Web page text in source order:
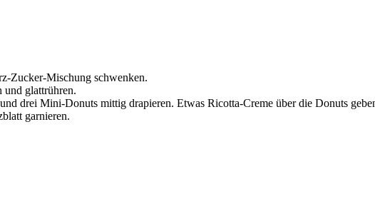
Zucker-Mischung schwenken.
und glattrühren.
drei Mini-Donuts mittig drapieren. Etwas Ricotta-Creme über die Donuts
garnieren.